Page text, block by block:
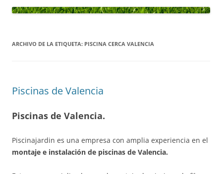
ARCHIVO DE LA ETIQUETA: PISCINA CERCA VALENCIA
Piscinas de Valencia
Piscinas de Valencia.
Piscinajardin es una empresa con amplia experiencia en el
montaje e instalación de piscinas de Valencia.